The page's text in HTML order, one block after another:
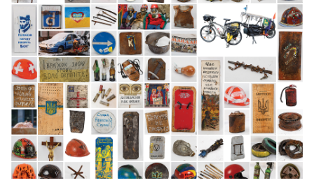
У Страсбурзі відкриють зірку Героїв
Небесної Сотні
На алеї Страсбурга у жовтні урочисто відкриють зірку Героїв
Небесної Сотні. Про це повідомив голова української делегації
у ПАРЄ Володимир Ар'єв на своїй сторінці уFacebook
передаєDepo.ua.
2017-09-22 17:26